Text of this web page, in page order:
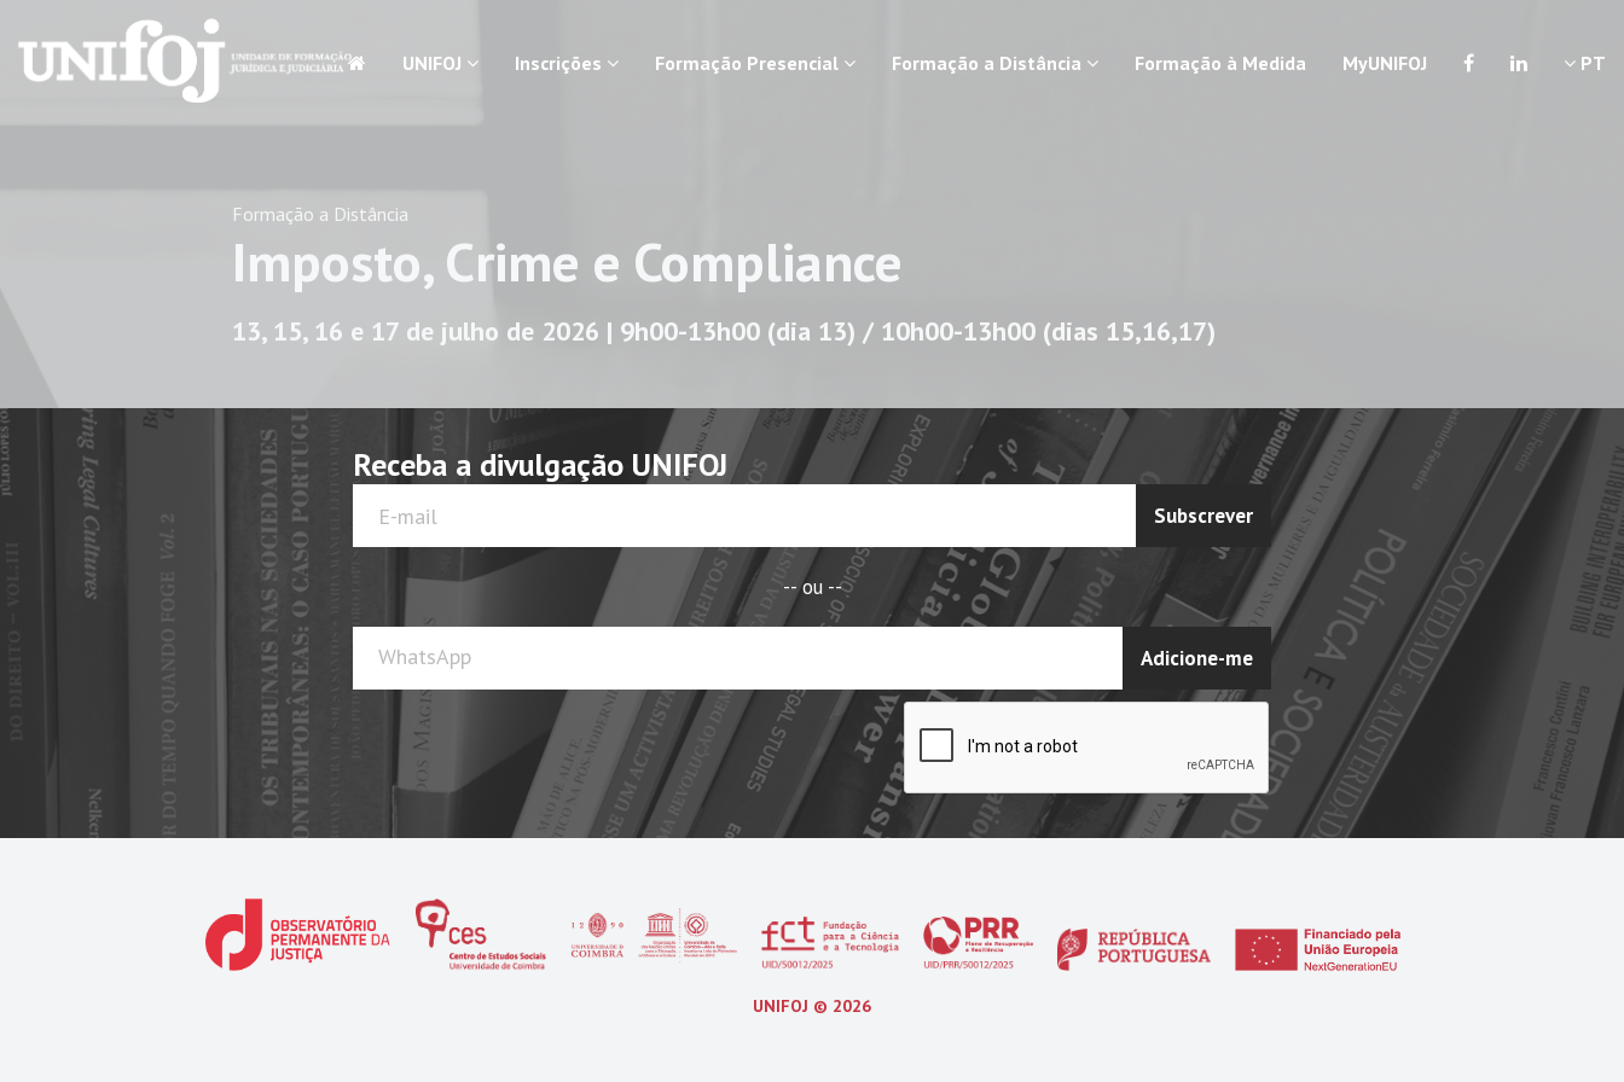
UNIFOJ Inscrições Formação Presencial Formação a Distância Formação à Medida MyUNIFOJ PT
Formação a Distância
Imposto, Crime e Compliance
13, 15, 16 e 17 de julho de 2026 | 9h00-13h00 (dia 13) / 10h00-13h00 (dias 15,16,17)
Receba a divulgação UNIFOJ
Subscrever
-- ou --
WhatsApp Adicione-me
UNIFOJ © 2026